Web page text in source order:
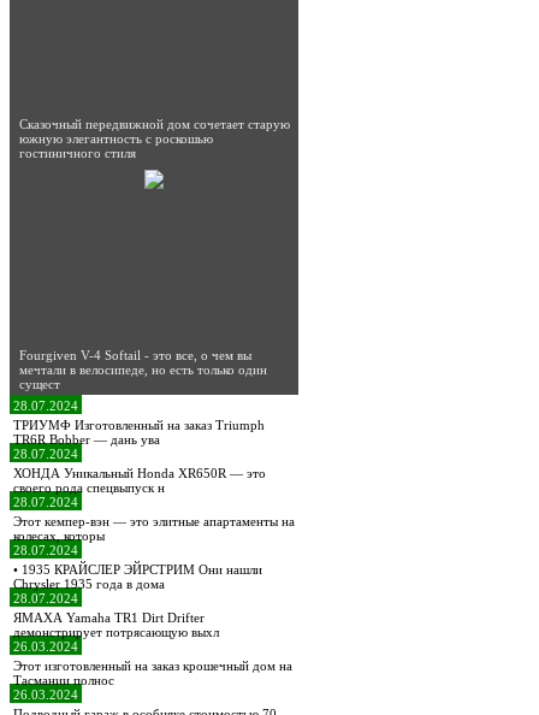
Сказочный передвижной дом сочетает старую
южную элегантность с роскошью
гостиничного стиля
Fourgiven V-4 Softail - это все, о чем вы
мечтали в велосипеде, но есть только один
сущест
28.07.2024
ТРИУМФ Изготовленный на заказ Triumph
TR6R Bobber — дань ува
28.07.2024
ХОНДА Уникальный Honda XR650R — это
своего рода спецвыпуск н
28.07.2024
Этот кемпер-вэн — это элитные апартаменты на
колесах, которы
28.07.2024
• 1935 КРАЙСЛЕР ЭЙРСТРИМ Они нашли
Chrysler 1935 года в дома
28.07.2024
ЯМАХА Yamaha TR1 Dirt Drifter
демонстрирует потрясающую выхл
26.03.2024
Этот изготовленный на заказ крошечный дом на
Тасмании полнос
26.03.2024